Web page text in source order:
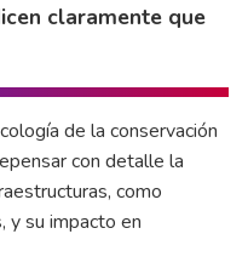
claramente que
de la conservación
con detalle la
como
y su impacto en